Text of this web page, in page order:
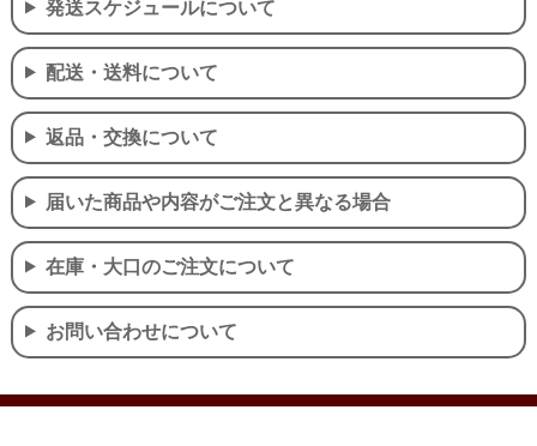
発送スケジュールについて
配送・送料について
返品・交換について
届いた商品や内容がご注文と異なる場合
在庫・大口のご注文について
お問い合わせについて